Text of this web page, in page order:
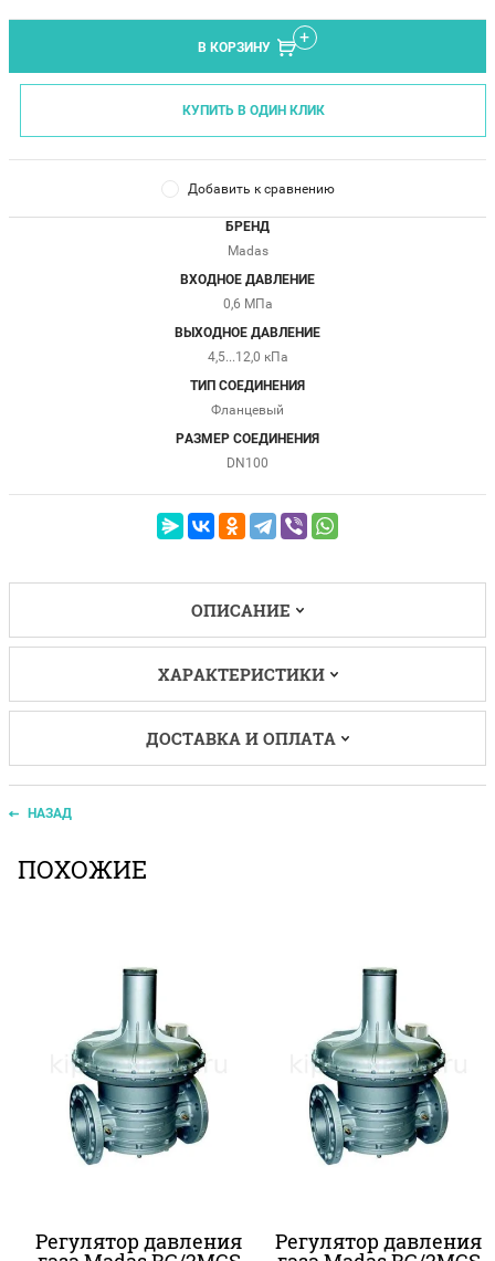
В КОРЗИНУ
КУПИТЬ В ОДИН КЛИК
Добавить к сравнению
БРЕНД
Madas
ВХОДНОЕ ДАВЛЕНИЕ
0,6 МПа
ВЫХОДНОЕ ДАВЛЕНИЕ
4,5...12,0 кПа
ТИП СОЕДИНЕНИЯ
Фланцевый
РАЗМЕР СОЕДИНЕНИЯ
DN100
ОПИСАНИЕ
ХАРАКТЕРИСТИКИ
ДОСТАВКА И ОПЛАТА
НАЗАД
ПОХОЖИЕ
Регулятор давления Регулятор давления